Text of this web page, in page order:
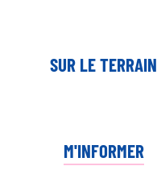
SUR LE TERRAIN
M'INFORMER